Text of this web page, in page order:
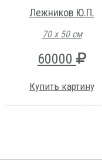
Лежников Ю.П.
70 х 50 см
60000
Купить картину